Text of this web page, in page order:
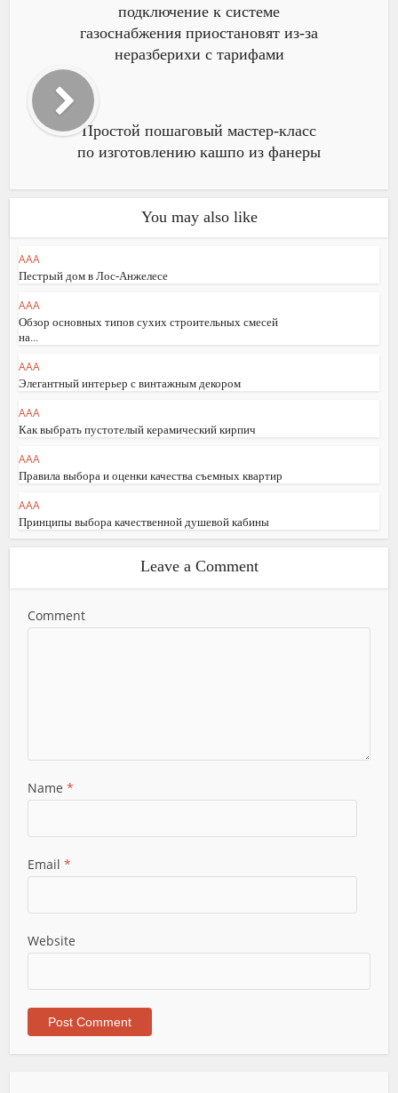
подключение к системе
газоснабжения приостановят из-за
неразберихи с тарифами
Простой пошаговый мастер-класс
по изготовлению кашпо из фанеры
You may also like
AAA
Пестрый дом в Лос-Анжелесе
AAA
Обзор основных типов сухих строительных смесей
на...
AAA
Элегантный интерьер с винтажным декором
AAA
Как выбрать пустотелый керамический кирпич
AAA
Правила выбора и оценки качества съемных квартир
AAA
Принципы выбора качественной душевой кабины
Leave a Comment
Comment
Name *
Email *
Website